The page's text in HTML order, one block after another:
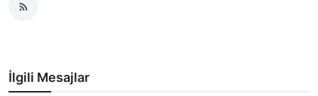
İlgili Mesajlar